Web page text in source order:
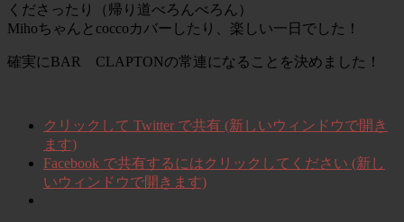
くださったり（帰り道べろんべろん）
Mihoちゃんとcoccoカバーしたり、楽しい一日でした！
確実にBAR CLAPTONの常連になることを決めました！
クリックして Twitter で共有 (新しいウィンドウで開き
ます)
Facebook で共有するにはクリックしてください (新し
いウィンドウで開きます)